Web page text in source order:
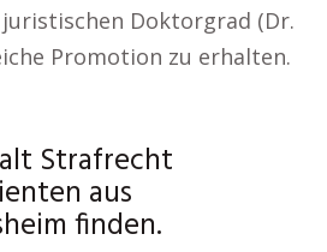
Doktorgrad (Dr.
Promotion zu erhalten.
Strafrecht
aus
finden.